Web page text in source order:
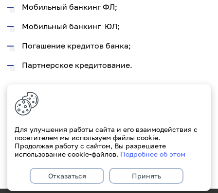
Мобильный банкинг ФЛ;
Мобильный банкинг ЮЛ;
Погашение кредитов банка;
Партнерское кредитование.
Приносим свои извинения за возможные
неудобства.
С уважением, Paritetbank
Для улучшения работы сайта и его взаимодействия с
посетителем мы используем файлы cookie.
Продолжая работу с сайтом, Вы разрешаете
использование cookie-файлов. Подробнее об этом
Отказаться Принять